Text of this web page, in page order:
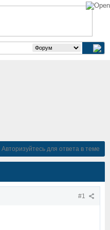
Авторизуйтесь для ответа в теме
#1